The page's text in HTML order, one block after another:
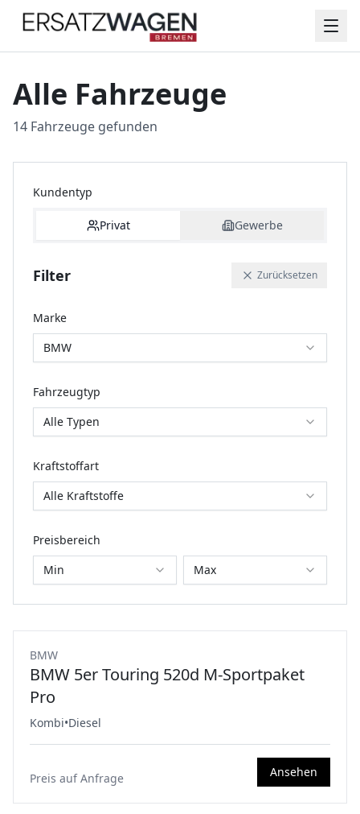
Alle Fahrzeuge
14 Fahrzeuge gefunden
Kundentyp
Privat Gewerbe
Filter Zurücksetzen
Marke
BMW
Fahrzeugtyp
Alle Typen
Kraftstoffart
Alle Kraftstoffe
Preisbereich
Min
Max
BMW
BMW 5er Touring 520d M-Sportpaket
Pro
Kombi•Diesel
Preis auf Anfrage Ansehen